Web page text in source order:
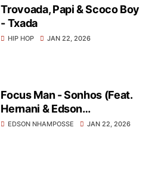
Trovoada, Papi & Scoco Boy
- Txada
HIP HOP JAN 22, 2026
Focus Man - Sonhos (Feat.
Hernani & Edson
Nhamposse)
EDSON NHAMPOSSE JAN 22, 2026